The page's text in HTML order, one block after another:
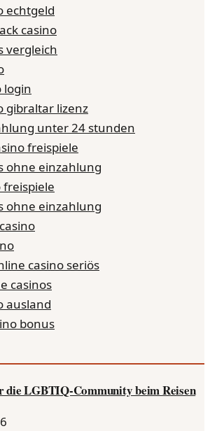
echtgeld
casino
vergleich
login
gibraltar lizenz
unter 24 stunden
freispiele
ohne einzahlung
freispiele
ohne einzahlung
casino seriös
casinos
ausland
bonus
die LGBTIQ-Community beim Reisen